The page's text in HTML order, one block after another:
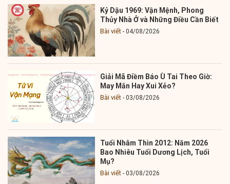
Kỷ Dậu 1969: Vận Mệnh, Phong
Thủy Nhà Ở và Những Điều Cần Biết
Bài viết 04/08/2026
Giải Mã Điềm Báo Ù Tai Theo Giờ:
May Mắn Hay Xui Xẻo?
Bài viết 03/08/2026
Tuổi Nhâm Thìn 2012: Năm 2026
Bao Nhiêu Tuổi Dương Lịch, Tuổi
Mụ?
Bài viết 03/08/2026